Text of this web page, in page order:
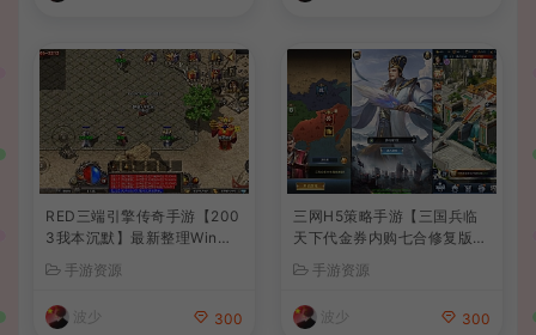
RED三端引擎传奇手游【200
3我本沉默】最新整理Win系
服务端+安卓苹果PC三端+详
细搭建教程
手游资源
波少 300
三网H5策略手游【三国兵临
天下代金券内购七合修复版】
最新整理单机一键即玩镜像端
+Linux手工服务端+管理后台
+GM授权后台+简易安卓客户
端+详细搭建教程+视频教程
手游资源
波少 300